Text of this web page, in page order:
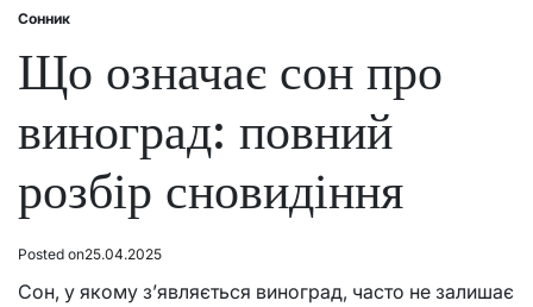
Posted
Сонник
Що означає сон про
виноград: повний
розбір сновидіння
Posted on25.04.2025
Сон, у якому з’являється виноград, часто не залишає